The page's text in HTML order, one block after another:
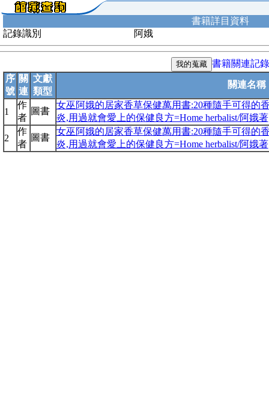
書籍詳目資料
記錄識別
阿娥
書籍關連記錄
序
號
關
連
文獻
類型
關連名稱
1
作
者
圖書
女巫阿娥的居家香草保健萬用書:20種隨手可得的
炎,用過就會愛上的保健良方=Home herbalist/阿娥著
2
作
者
圖書
女巫阿娥的居家香草保健萬用書:20種隨手可得的
炎,用過就會愛上的保健良方=Home herbalist/阿娥著